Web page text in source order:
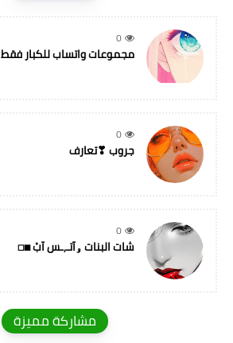
0
مجموعات واتساب للكبار فقط
0
جروب ❣تعارف
0
شات البنات ۅآتـ,ـس آبْ ◼◻
مشاركة مميزة